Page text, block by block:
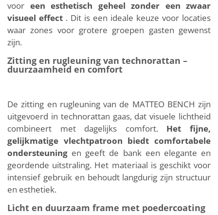
voor een esthetisch geheel zonder een zwaar
visueel effect . Dit is een ideale keuze voor locaties
waar zones voor grotere groepen gasten gewenst
zijn.
Zitting en rugleuning van technorattan –
duurzaamheid en comfort
De zitting en rugleuning van de MATTEO BENCH zijn
uitgevoerd in technorattan gaas, dat visuele lichtheid
combineert met dagelijks comfort. Het fijne,
gelijkmatige vlechtpatroon biedt comfortabele
ondersteuning en geeft de bank een elegante en
geordende uitstraling. Het materiaal is geschikt voor
intensief gebruik en behoudt langdurig zijn structuur
en esthetiek.
Licht en duurzaam frame met poedercoating